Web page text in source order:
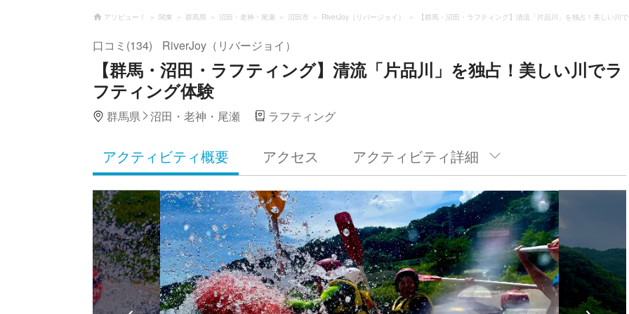
アソビュー！ 関東 群馬県 沼田・老神・尾瀬 沼田市 RiverJoy（リバージョイ） 【群馬・沼田・ラフティング】清流「片品川」を独占！美しい川
口コミ(134) RiverJoy（リバージョイ）
【群馬・沼田・ラフティング】清流「片品川」を独占！美しい川でラ
フティング体験
群馬県 沼田・老神・尾瀬 ラフティング
アクティビティ概要 アクセス アクティビティ詳細